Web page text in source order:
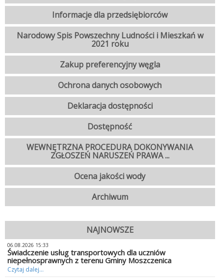
Informacje dla przedsiębiorców
Narodowy Spis Powszechny Ludności i Mieszkań w
2021 roku
Zakup preferencyjny węgla
Ochrona danych osobowych
Deklaracja dostępności
Dostępność
WEWNĘTRZNA PROCEDURA DOKONYWANIA
ZGŁOSZEŃ NARUSZEŃ PRAWA ...
Ocena jakości wody
Archiwum
NAJNOWSZE
06.08.2026 15:33
Świadczenie usług transportowych dla uczniów
niepełnosprawnych z terenu Gminy Moszczenica
Czytaj dalej...